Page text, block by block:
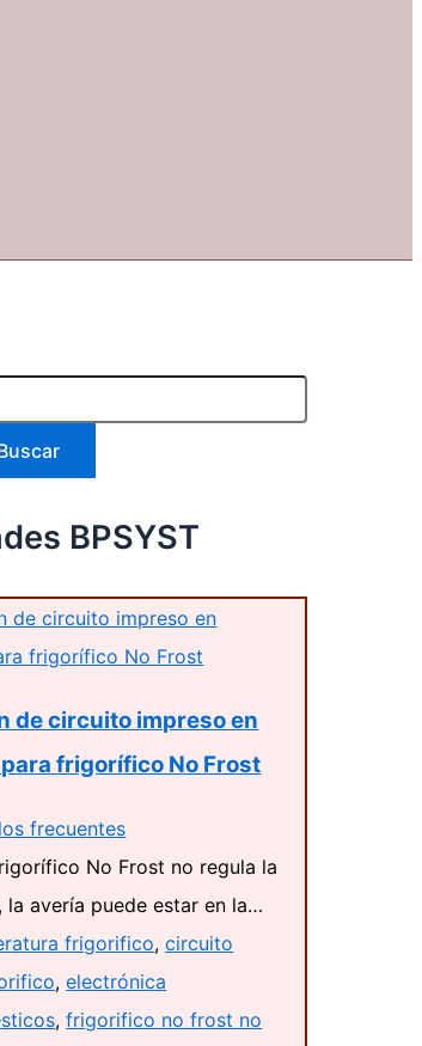
BPSYST
de circuito impreso en
frigorífico No Frost
frecuentes
No Frost no regula la
la avería puede estar en la…
frigorifico,circuito
,electrónica
,frigorifico no frost no